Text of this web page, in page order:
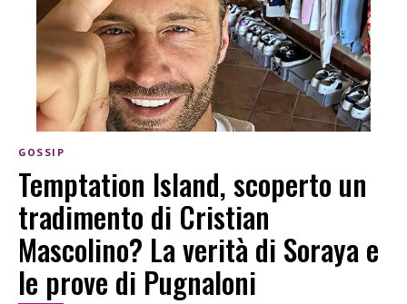
GOSSIP
Temptation Island, scoperto un
tradimento di Cristian
Mascolino? La verità di Soraya e
le prove di Pugnaloni